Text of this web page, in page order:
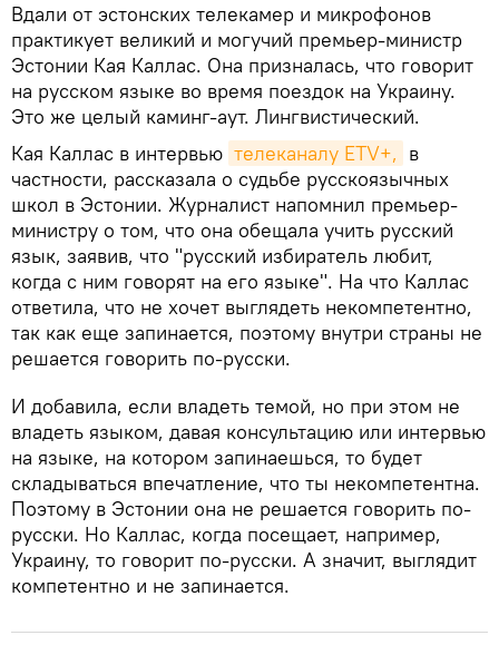
Вдали от эстонских телекамер и микрофонов
практикует великий и могучий премьер-министр
Эстонии Кая Каллас. Она призналась, что говорит
на русском языке во время поездок на Украину.
Это же целый каминг-аут. Лингвистический.
Кая Каллас в интервью телеканалу ETV+, в
частности, рассказала о судьбе русскоязычных
школ в Эстонии. Журналист напомнил премьер-
министру о том, что она обещала учить русский
язык, заявив, что "русский избиратель любит,
когда с ним говорят на его языке". На что Каллас
ответила, что не хочет выглядеть некомпетентно,
так как еще запинается, поэтому внутри страны не
решается говорить по-русски.
И добавила, если владеть темой, но при этом не
владеть языком, давая консультацию или интервью
на языке, на котором запинаешься, то будет
складываться впечатление, что ты некомпетентна.
Поэтому в Эстонии она не решается говорить по-
русски. Но Каллас, когда посещает, например,
Украину, то говорит по-русски. А значит, выглядит
компетентно и не запинается.